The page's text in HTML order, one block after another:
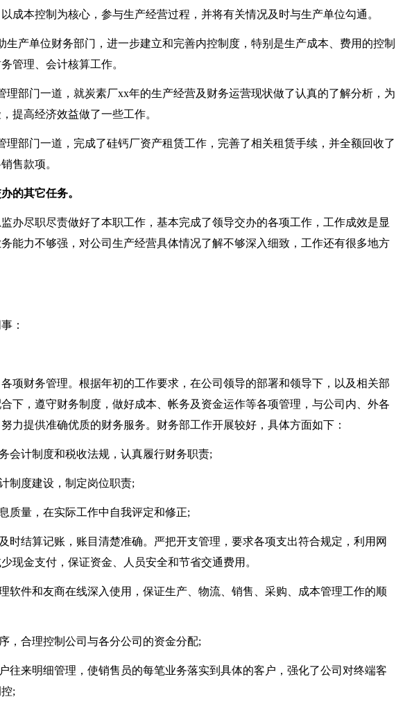
成本控制为核心，参与生产经营过程，并将有关情况及时与生产单位勾通。
产单位财务部门，进一步建立和完善内控制度，特别是生产成本、费用的控制
管理、会计核算工作。
部门一道，就炭素厂xx年的生产经营及财务运营现状做了认真的了解分析，为
提高经济效益做了一些工作。
部门一道，完成了硅钙厂资产租赁工作，完善了相关租赁手续，并全额回收了
售款项。
的其它任务。
尽职尽责做好了本职工作，基本完成了领导交办的各项工作，工作成效是显
能力不够强，对公司生产经营具体情况了解不够深入细致，工作还有很多地方
：
财务管理。根据年初的工作要求，在公司领导的部署和领导下，以及相关部
下，遵守财务制度，做好成本、帐务及资金运作等各项管理，与公司内、外各
力提供准确优质的财务服务。财务部工作开展较好，具体方面如下：
计制度和税收法规，认真履行财务职责;
度建设，制定岗位职责;
量，在实际工作中自我评定和修正;
结算记账，账目清楚准确。严把开支管理，要求各项支出符合规定，利用网
现金支付，保证资金、人员安全和节省交通费用。
件和友商在线深入使用，保证生产、物流、销售、采购、成本管理工作的顺
合理控制公司与各分公司的资金分配;
来明细管理，使销售员的每笔业务落实到具体的客户，强化了公司对终端客
;